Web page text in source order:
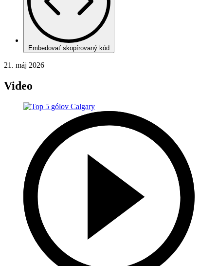
Embedovať skopírovaný kód
21. máj 2026
Video